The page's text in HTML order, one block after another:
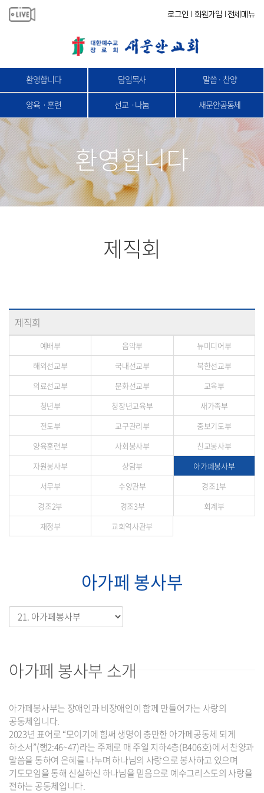
로그인 회원가입 전체메뉴
환영합니다 담임목사 말씀 · 찬양
양육ㆍ훈련 선교ㆍ나눔 새문안공동체
환영합니다
제직회
제직회
예배부 음악부
뉴미디어부
해외선교부
국내선교부
북한선교부
의료선교부
문화선교부
교육부
청년부
청장년교육부
새가족부
전도부
교구관리부
중보기도부
양육훈련부
사회봉사부
친교봉사부
자원봉사부
상담부
아가페봉사부
서무부
수양관부
경조1부
경조2부
경조3부
회계부
재정부
교회역사관부
아가페 봉사부
아가페 봉사부 소개
아가페봉사부는 장애인과 비장애인이 함께 만들어가는 사랑의
공동체입니다.
2023년 표어로 “모이기에 힘써 생명이 충만한 아가페공동체 되게
하소서”(행2:46~47)라는 주제로 매 주일 지하4층(B406호)에서 찬양과
말씀을 통하여 은혜를 나누며 하나님의 사랑으로 봉사하고 있으며
기도모임을 통해 신실하신 하나님을 믿음으로 예수그리스도의 사랑을
전하는 공동체입니다.